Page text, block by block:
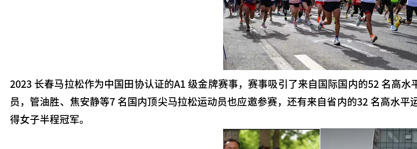
2023 长春马拉松作为中国田协认证的A1 级金牌赛事，赛事吸引了来自国际国内的52 名高
员，管油胜、焦安静等7 名国内顶尖马拉松运动员也应邀参赛，还有来自省内的32 名高水
得女子半程冠军。